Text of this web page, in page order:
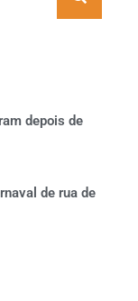
depois de
de rua de